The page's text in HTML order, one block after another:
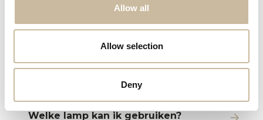
Allow all
Allow selection
Deny
Veelgestelde vragen
Welke lamp kan ik gebruiken?